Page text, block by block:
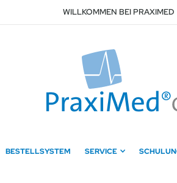
WILLKOMMEN BEI PRAXIMED
BESTELLSYSTEM SERVICE